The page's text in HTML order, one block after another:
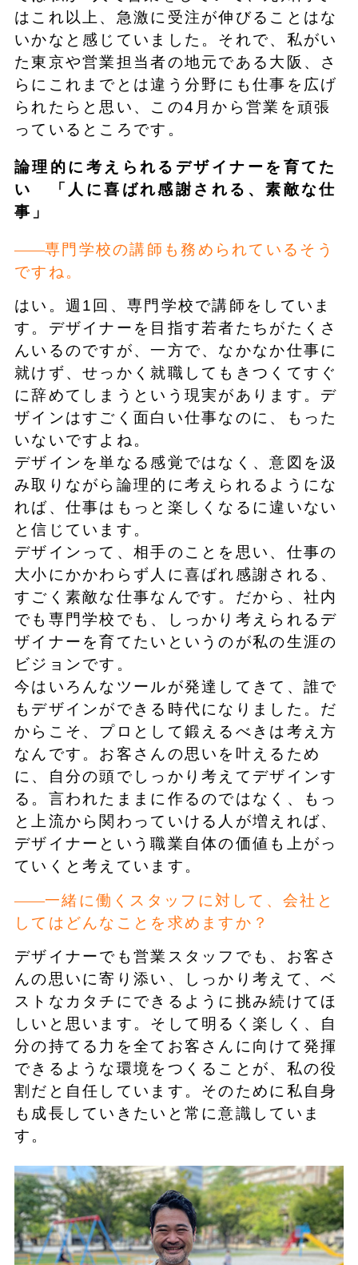
はこれ以上、急激に受注が伸びることはな
いかなと感じていました。それで、私がい
た東京や営業担当者の地元である大阪、さ
らにこれまでとは違う分野にも仕事を広げ
られたらと思い、この4月から営業を頑張
っているところです。
論理的に考えられるデザイナーを育てた
い 「人に喜ばれ感謝される、素敵な仕
事」
専門学校の講師も務められているそう
ですね。
はい。週1回、専門学校で講師をしていま
す。デザイナーを目指す若者たちがたくさ
んいるのですが、一方で、なかなか仕事に
就けず、せっかく就職してもきつくてすぐ
に辞めてしまうという現実があります。デ
ザインはすごく面白い仕事なのに、もった
いないですよね。
デザインを単なる感覚ではなく、意図を汲
み取りながら論理的に考えられるようにな
れば、仕事はもっと楽しくなるに違いない
と信じています。
デザインって、相手のことを思い、仕事の
大小にかかわらず人に喜ばれ感謝される、
すごく素敵な仕事なんです。だから、社内
でも専門学校でも、しっかり考えられるデ
ザイナーを育てたいというのが私の生涯の
ビジョンです。
今はいろんなツールが発達してきて、誰で
もデザインができる時代になりました。だ
からこそ、プロとして鍛えるべきは考え方
なんです。お客さんの思いを叶えるため
に、自分の頭でしっかり考えてデザインす
る。言われたままに作るのではなく、もっ
と上流から関わっていける人が増えれば、
デザイナーという職業自体の価値も上がっ
ていくと考えています。
一緒に働くスタッフに対して、会社と
してはどんなことを求めますか？
デザイナーでも営業スタッフでも、お客さ
んの思いに寄り添い、しっかり考えて、ベ
ストなカタチにできるように挑み続けてほ
しいと思います。そして明るく楽しく、自
分の持てる力を全てお客さんに向けて発揮
できるような環境をつくることが、私の役
割だと自任しています。そのために私自身
も成長していきたいと常に意識していま
す。